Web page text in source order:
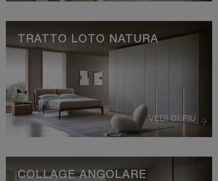
VEDI DI PIÙ
TRATTO LOTO NATURA
COLLAGE ANGOLARE